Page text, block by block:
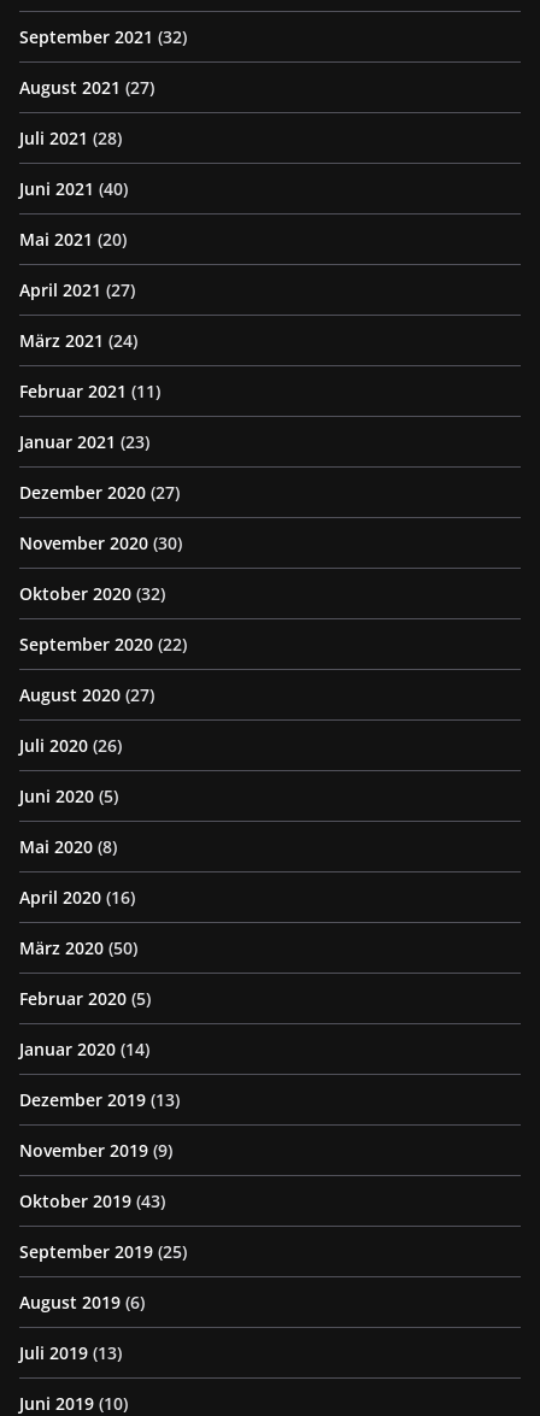
September 2021 (32)
August 2021 (27)
Juli 2021 (28)
Juni 2021 (40)
Mai 2021 (20)
April 2021 (27)
März 2021 (24)
Februar 2021 (11)
Januar 2021 (23)
Dezember 2020 (27)
November 2020 (30)
Oktober 2020 (32)
September 2020 (22)
August 2020 (27)
Juli 2020 (26)
Juni 2020 (5)
Mai 2020 (8)
April 2020 (16)
März 2020 (50)
Februar 2020 (5)
Januar 2020 (14)
Dezember 2019 (13)
November 2019 (9)
Oktober 2019 (43)
September 2019 (25)
August 2019 (6)
Juli 2019 (13)
Juni 2019 (10)